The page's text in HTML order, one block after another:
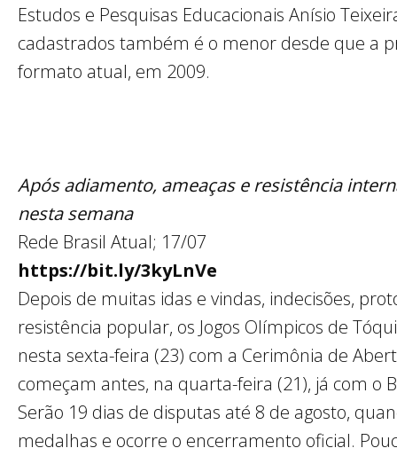
Estudos e Pesquisas Educacionais Anísio
cadastrados também é o menor desde que a
formato atual, em 2009.
Após adiamento, ameaças e resistência
nesta semana
Rede Brasil Atual; 17/07
https://bit.ly/3kyLnVe
Depois de muitas idas e vindas, indecisões,
resistência popular, os Jogos Olímpicos de
nesta sexta-feira (23) com a Cerimônia de
começam antes, na quarta-feira (21), já com o
Serão 19 dias de disputas até 8 de agosto,
medalhas e ocorre o encerramento oficial.